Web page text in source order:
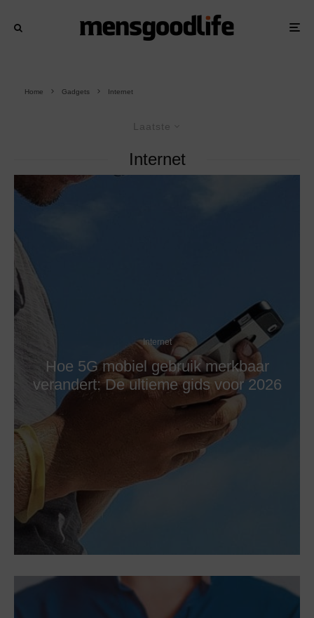
Home Gadgets Internet
Laatste
Internet
Internet
Hoe 5G mobiel gebruik merkbaar
verandert: De ultieme gids voor 2026